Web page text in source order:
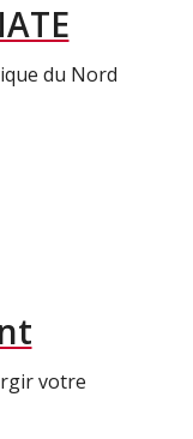
du Nord
votre